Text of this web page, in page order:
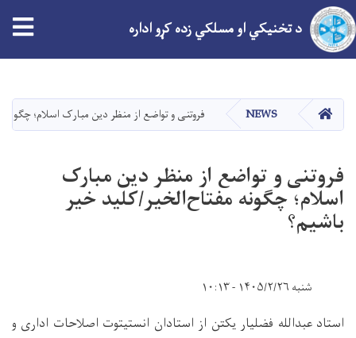
دانګل
د تخنیکي او مسلکي زده کړو اداره
کور NEWS فروتنی و تواضع از منظر دین مبارک اسلام؛
فروتنی و تواضع از منظر دین مبارک
اسلام؛ چگونه مفتاح‌الخیر/کلید خیر
باشیم؟
شنبه ۱۴۰۵/۲/۲۶ - ۱۰:۱۳
استاد عبدالله فضلیار یکتن از استادان انستیتوت اصلاحات اداری و